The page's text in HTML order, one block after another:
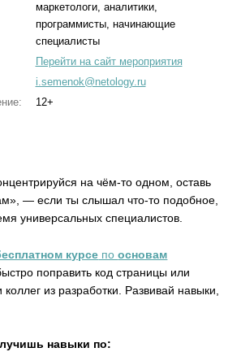
маркетологи, аналитики,
программисты, начинающие
специалисты
Перейти на сайт мероприятия
i.semenok@netology.ru
12+
на чём-то одном, оставь
— если ты слышал что-то подобное,
универсальных специалистов.
курсе поосновам
поправить код страницы или
из разработки. Развивай навыки,
навыки по: